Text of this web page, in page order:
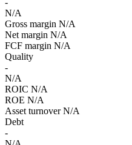
-
N/A
Gross margin N/A
Net margin N/A
FCF margin N/A
Quality
-
N/A
ROIC N/A
ROE N/A
Asset turnover N/A
Debt
-